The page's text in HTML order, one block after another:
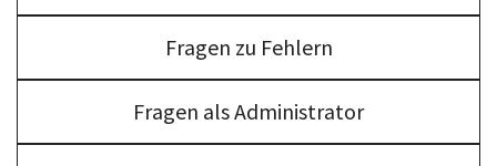
Fragen zu Fehlern
Fragen als Administrator